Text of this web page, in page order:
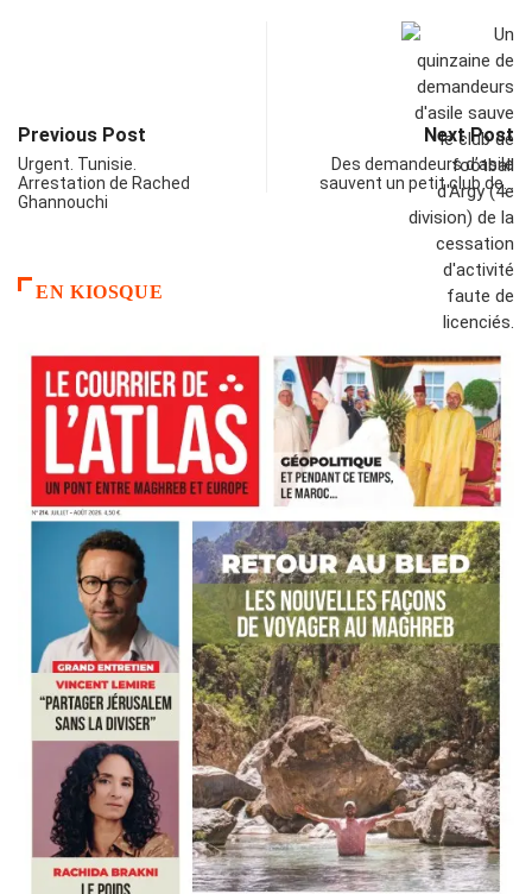
Previous Post
Urgent. Tunisie.
Arrestation de Rached
Ghannouchi
Next Post
Des demandeurs d’asile
sauvent un petit club de…
EN KIOSQUE